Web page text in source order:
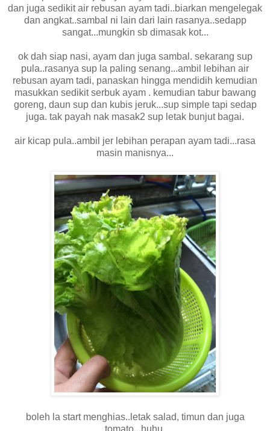
dan juga sedikit air rebusan ayam tadi..biarkan mengelegak
dan angkat..sambal ni lain dari lain rasanya..sedapp
sangat...mungkin sb dimasak kot...
ok dah siap nasi, ayam dan juga sambal. sekarang sup
pula..rasanya sup la paling senang...ambil lebihan air
rebusan ayam tadi, panaskan hingga mendidih kemudian
masukkan sedikit serbuk ayam . kemudian tabur bawang
goreng, daun sup dan kubis jeruk...sup simple tapi sedap
juga. tak payah nak masak2 sup letak bunjut bagai.
air kicap pula..ambil jer lebihan perapan ayam tadi...rasa
masin manisnya...
boleh la start menghias..letak salad, timun dan juga